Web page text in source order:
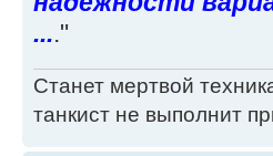
...."
Станет мертвой
танкист не выполнит